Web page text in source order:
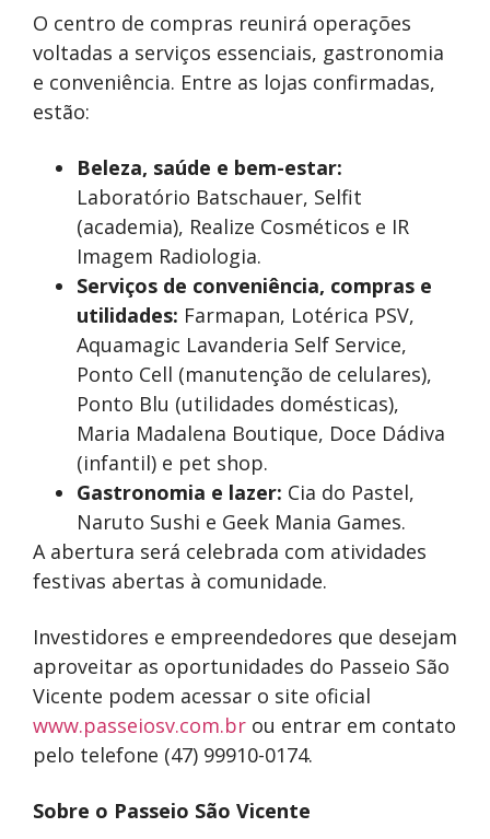
O centro de compras reunirá operações
voltadas a serviços essenciais, gastronomia
e conveniência. Entre as lojas confirmadas,
estão:
Beleza, saúde e bem-estar:
Laboratório Batschauer, Selfit
(academia), Realize Cosméticos e IR
Imagem Radiologia.
Serviços de conveniência, compras e
utilidades: Farmapan, Lotérica PSV,
Aquamagic Lavanderia Self Service,
Ponto Cell (manutenção de celulares),
Ponto Blu (utilidades domésticas),
Maria Madalena Boutique, Doce Dádiva
(infantil) e pet shop.
Gastronomia e lazer: Cia do Pastel,
Naruto Sushi e Geek Mania Games.
A abertura será celebrada com atividades
festivas abertas à comunidade.
Investidores e empreendedores que desejam
aproveitar as oportunidades do Passeio São
Vicente podem acessar o site oficial
www.passeiosv.com.br ou entrar em contato
pelo telefone (47) 99910-0174.
Sobre o Passeio São Vicente